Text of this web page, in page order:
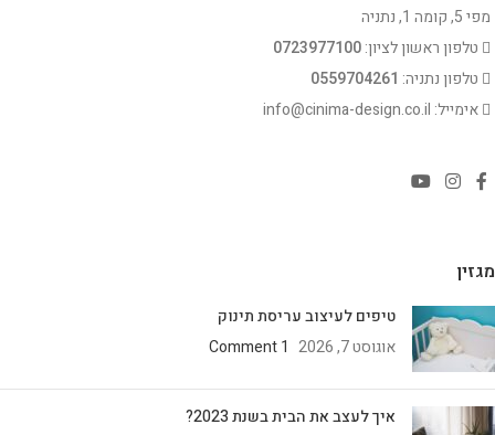
מפי 5, קומה 1, נתניה
טלפון ראשון לציון:0723977100
טלפון נתניה: 0559704261
אימייל: info@cinima-design.co.il
מגזין
טיפים לעיצוב עריסת תינוק
אוגוסט 7, 2026
1 Comment
איך לעצב את הבית בשנת 2023?